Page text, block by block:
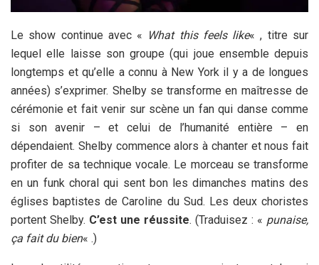
Le show continue avec « What this feels like« , titre sur
lequel elle laisse son groupe (qui joue ensemble depuis
longtemps et qu’elle a connu à New York il y a de longues
années) s’exprimer. Shelby se transforme en maîtresse de
cérémonie et fait venir sur scène un fan qui danse comme
si son avenir – et celui de l’humanité entière – en
dépendaient. Shelby commence alors à chanter et nous fait
profiter de sa technique vocale. Le morceau se transforme
en un funk choral qui sent bon les dimanches matins des
églises baptistes de Caroline du Sud. Les deux choristes
portent Shelby. C’est une réussite. (Traduisez : « punaise,
ça fait du bien« .)